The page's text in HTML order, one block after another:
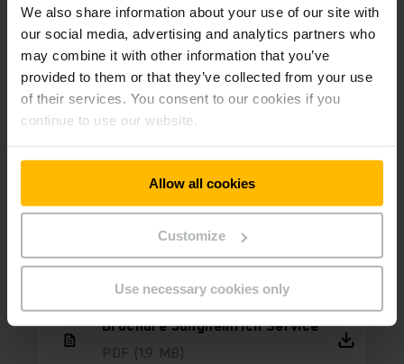
We also share information about your use of our site with
our social media, advertising and analytics partners who
may combine it with other information that you’ve
provided to them or that they’ve collected from your use
of their services. You consent to our cookies if you
continue to use our website.
Allow all cookies
Customize
Use necessary cookies only
Service brochure downloads
Jungheinrich services stand for partnership, trust and the
description of Jungheinrich's extensive technical services
and a comprehensive overview of our portfolio.
Brochure Jungheinrich Service
PDF (1,9 MB)